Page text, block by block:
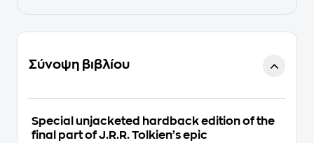
Σύνοψη βιβλίου
Special unjacketed hardback edition of the
final part of J.R.R. Tolkien’s epic